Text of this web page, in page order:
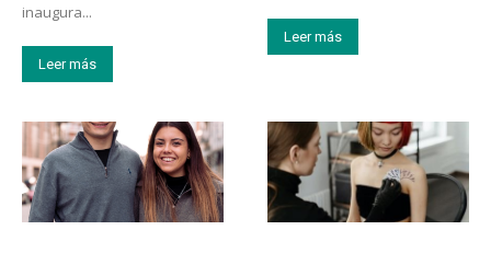
inaugura...
Leer más
Leer más